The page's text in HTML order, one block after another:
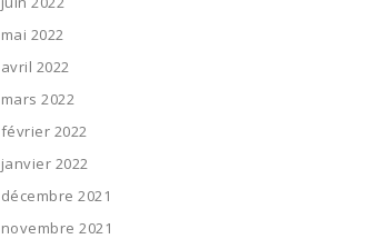
mai 2022
avril 2022
mars 2022
février 2022
janvier 2022
décembre 2021
novembre 2021